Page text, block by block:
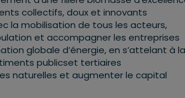
collectifs, doux et innovants
la mobilisation de tous les acteurs,
et accompagner les entreprises
globale d’énergie, en s’attelant à la
publicset tertiaires
naturelles et augmenter le capital